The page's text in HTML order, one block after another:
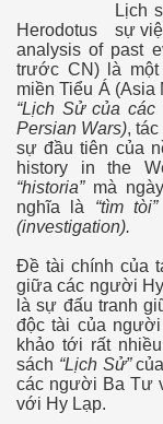
Herodotus
Lịch
sự
analysis of past
trước CN) là
miền Tiểu Á (Asia
“Lịch Sử của
Persian Wars),
sự đầu tiên của
history in the
“historia”mà
nghĩa là “tìm
(investigation).
Đề tài chính của
giữa các người
là sự đấu tranh
độc tài của
khảo tới rất
sách “Lịch Sử”
các người Ba Tư
với Hy Lạp.
bay
sợ vợ